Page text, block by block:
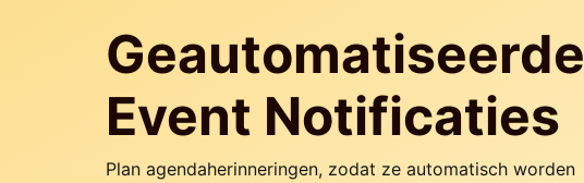
Geautomatiseerde
Event Notificaties
Plan agendaherinneringen, zodat ze automatisch worden